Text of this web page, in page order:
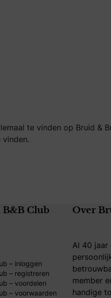
te vinden op Bruid &
Club
– inloggen
– registreren
– voordelen
– voorwaarden
Over
Al 40 jaar
member
handige